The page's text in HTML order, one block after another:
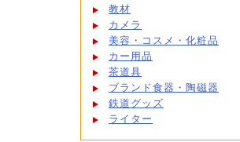
教材
カメラ
美容・コスメ・化粧品
カー用品
茶道具
ブランド食器・陶磁器
鉄道グッズ
ライター